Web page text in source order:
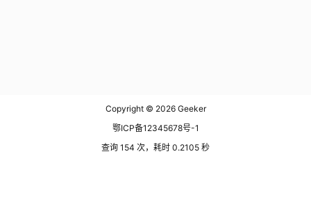
Copyright © 2026Geeker
鄂ICP备12345678号-1
查询 154 次，耗时 0.2105 秒